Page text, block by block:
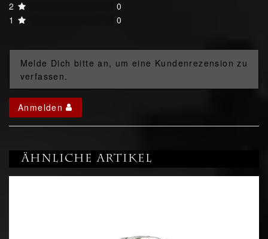
2
0
1
0
Melde Dich bitte an, um eine Kundenrezension zu
verfassen.
Anmelden
Ähnliche Artikel